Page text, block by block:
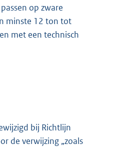
op zware
minste 12 ton tot
met een technisch
bij Richtlijn
de verwijzing „zoals